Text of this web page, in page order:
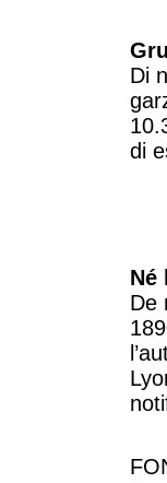
Di
di
Né
De